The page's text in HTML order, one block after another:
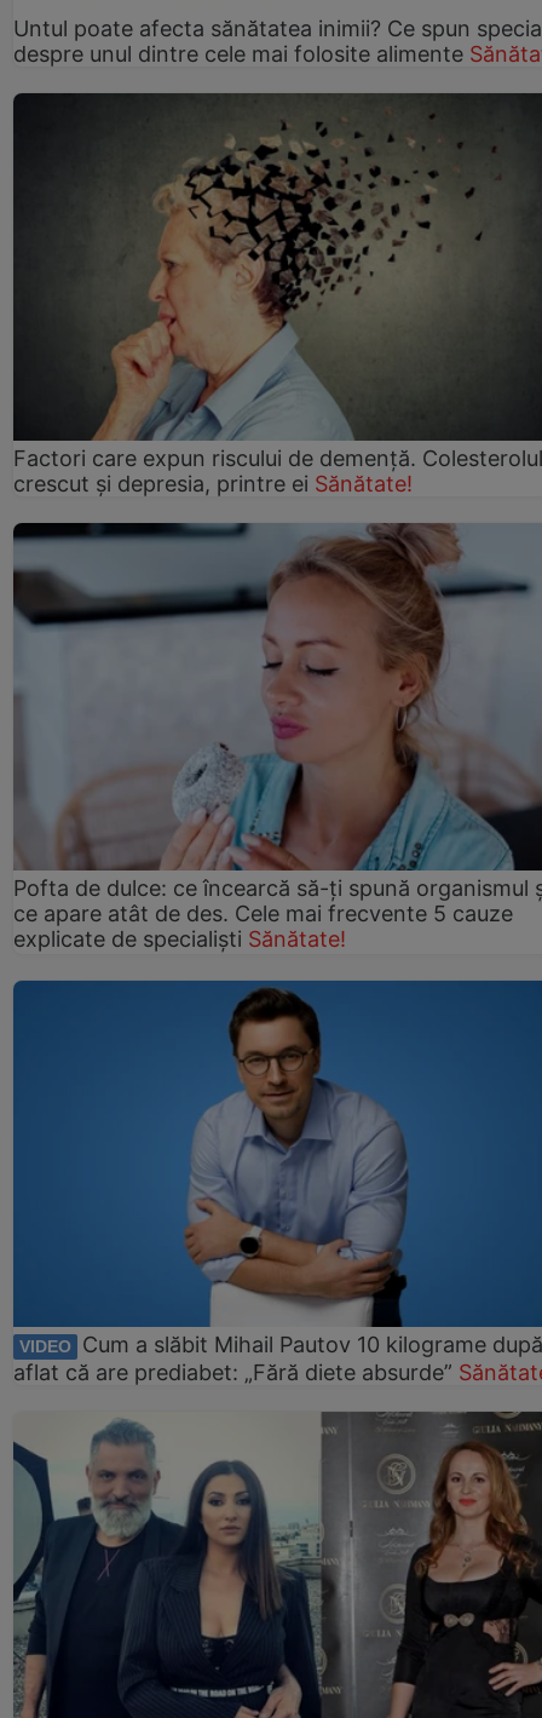
Untul poate afecta sănătatea inimii? Ce spun
despre unul dintre cele mai folosite alimente
Factori care expun riscului de demență. Colesterolul
crescut şi depresia, printre ei Sănătate!
Pofta de dulce: ce încearcă să-ți spună organismul
ce apare atât de des. Cele mai frecvente 5 cauze
explicate de specialiști Sănătate!
VIDEO
Cum a slăbit Mihail Pautov 10 kilograme
aflat că are prediabet: „Fără diete absurde”